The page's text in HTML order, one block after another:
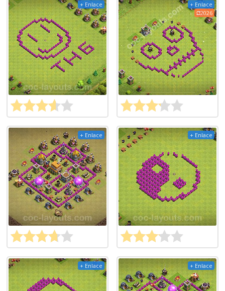
+ Enlace
+ Enlace
2026
+ Enlace + Enlace
+ Enlace + Enlace